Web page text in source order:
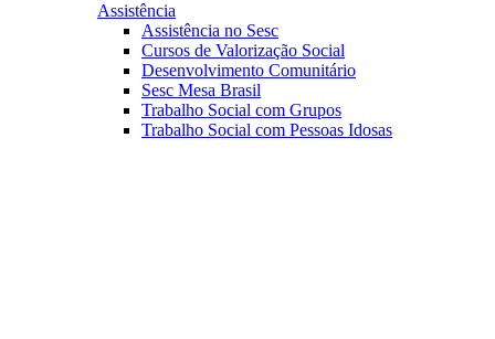
Assistência
Assistência no Sesc
Cursos de Valorização Social
Desenvolvimento Comunitário
Sesc Mesa Brasil
Trabalho Social com Grupos
Trabalho Social com Pessoas Idosas